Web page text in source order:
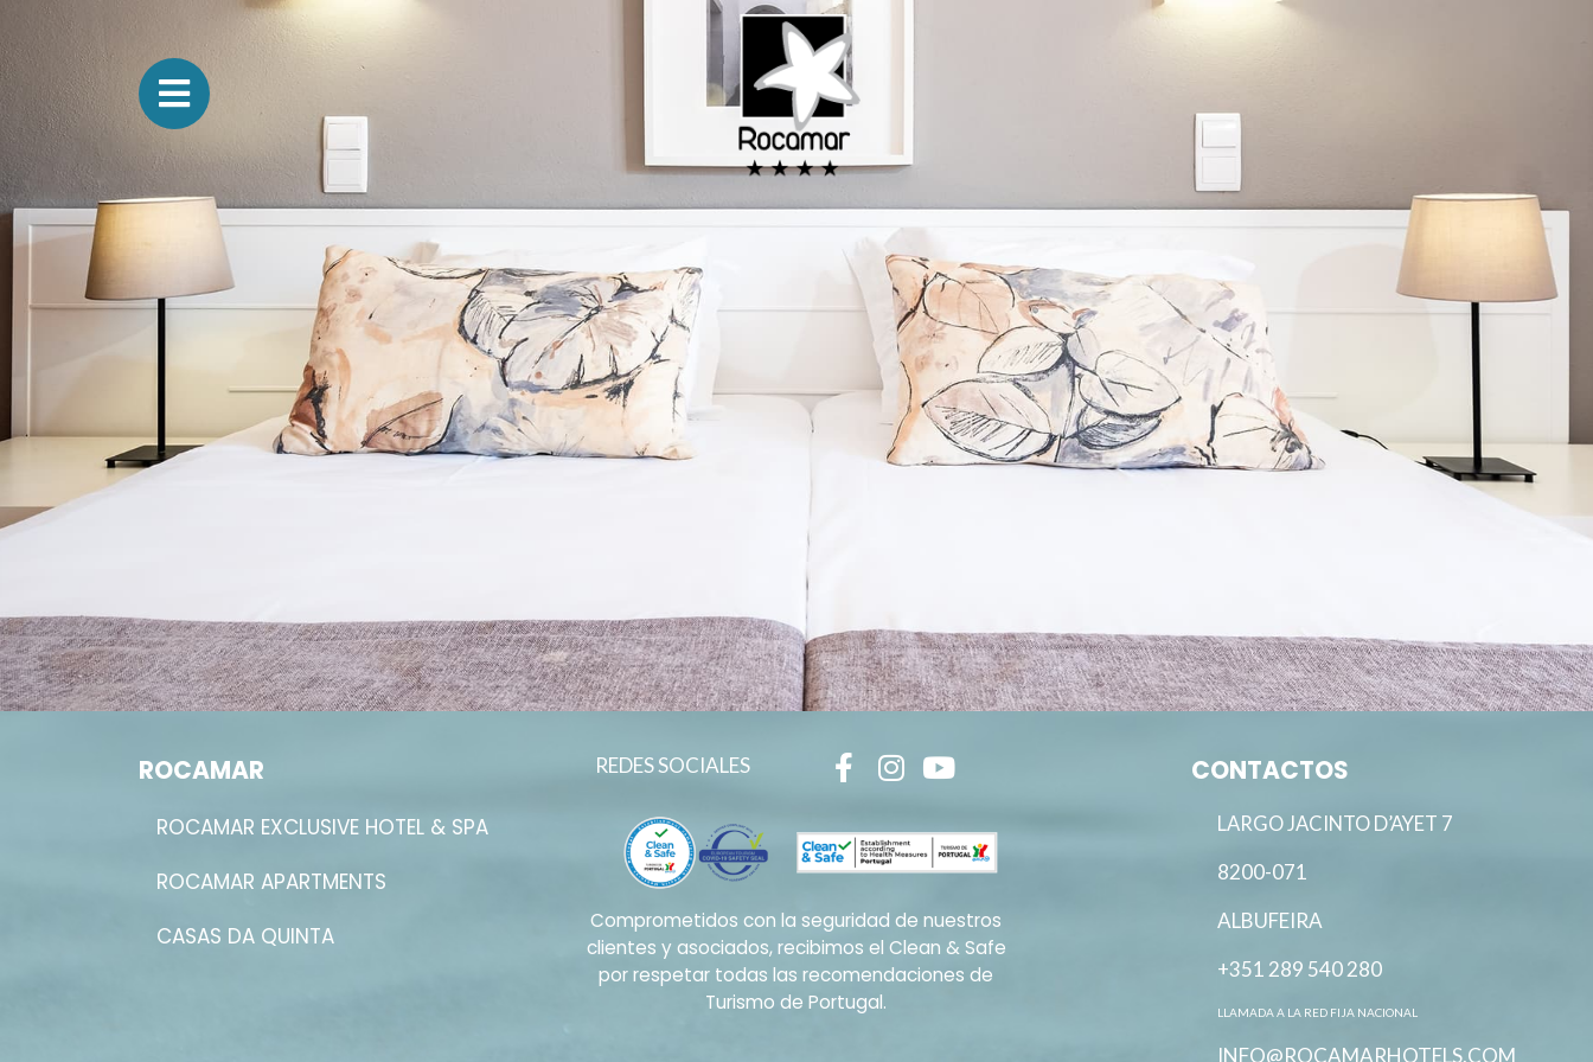
ROCAMAR
ROCAMAR EXCLUSIVE HOTEL & SPA
ROCAMAR APARTMENTS
CASAS DA QUINTA
REDES SOCIALES
Comprometidos con la seguridad de nuestros
clientes y asociados, recibimos el Clean & Safe
por respetar todas las recomendaciones de
Turismo de Portugal.
CONTACTOS
LARGO JACINTO D’AYET 7
8200-071
ALBUFEIRA
+351 289 540 280
LLAMADA A LA RED FIJA NACIONAL
INFO@ROCAMARHOTELS.COM